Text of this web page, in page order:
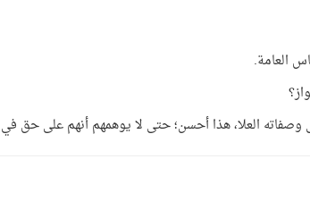
العامة.
العلا، هذا أحسن؛ حتى لا يوهمهم أنهم على حق